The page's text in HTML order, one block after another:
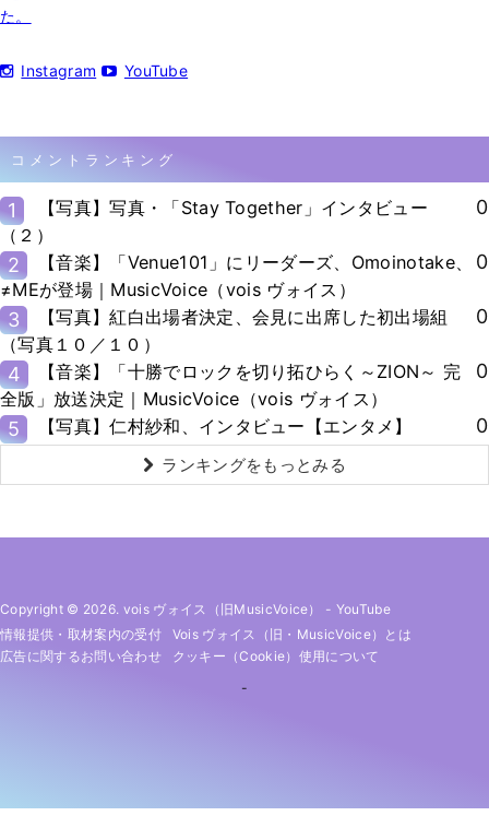
た。
Instagram YouTube
コメントランキング
1
【写真】写真・「Stay Together」インタビュー
（２）
0
2
【音楽】「Venue101」にリーダーズ、Omoinotake、
≠MEが登場｜MusicVoice（vois ヴォイス）
0
3
【写真】紅白出場者決定、会見に出席した初出場組
（写真１０／１０）
0
4
【音楽】「十勝でロックを切り拓ひらく～ZION～ 完
全版」放送決定｜MusicVoice（vois ヴォイス）
0
5 【写真】仁村紗和、インタビュー【エンタメ】 0
ランキングをもっとみる
Copyright © 2026. vois ヴォイス（旧MusicVoice） - YouTube
情報提供・取材案内の受付
Vois ヴォイス（旧・MusicVoice）とは
広告に関するお問い合わせ
クッキー（cookie）使用について
-